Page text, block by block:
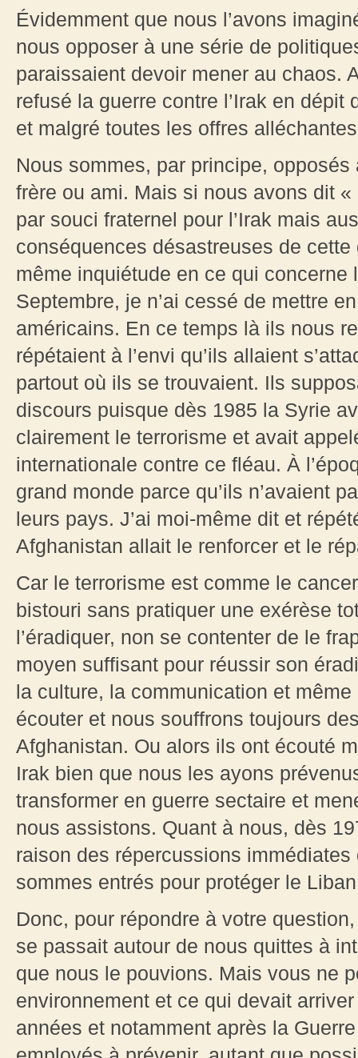
Évidemment que nous l’avons
nous opposer à une série de
paraissaient devoir mener au chaos.
refusé la guerre contre l’Irak en
et malgré toutes les offres
Nous sommes, par principe,
frère ou ami. Mais si nous avons dit
par souci fraternel pour l’Irak mais
conséquences désastreuses de
même inquiétude en ce qui concerne
Septembre, je n’ai cessé de mettre
américains. En ce temps là ils nous
répétaient à l’envi qu’ils allaient
partout où ils se trouvaient. Ils
discours puisque dès 1985 la Syrie
clairement le terrorisme et avait
internationale contre ce fléau. À
grand monde parce qu’ils n’avaient
leurs pays. J’ai moi-même dit et
Afghanistan allait le renforcer et le
Car le terrorisme est comme le
bistouri sans pratiquer une exérèse
l’éradiquer, non se contenter de le
moyen suffisant pour réussir son
la culture, la communication et même
écouter et nous souffrons toujours
Afghanistan. Ou alors ils ont écouté
Irak bien que nous les ayons
transformer en guerre sectaire et
nous assistons. Quant à nous, dès
raison des répercussions
sommes entrés pour protéger le
Donc, pour répondre à votre
se passait autour de nous quittes à
que nous le pouvions. Mais vous ne
environnement et ce qui devait
années et notamment après la